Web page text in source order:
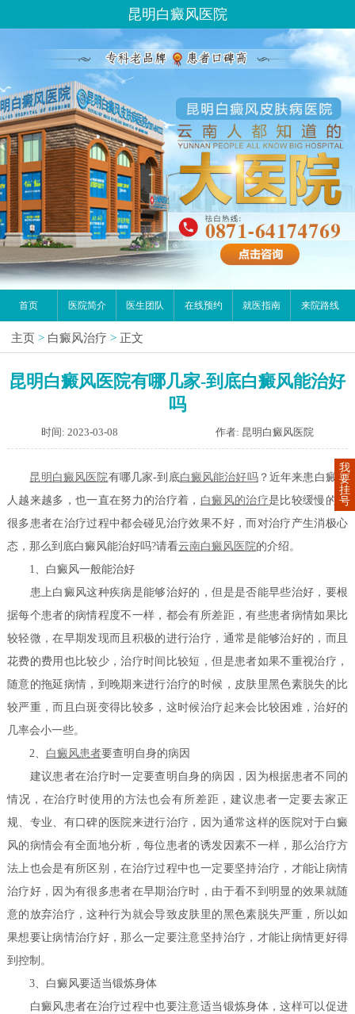
昆明白癜风医院
首页 医院简介 医生团队 在线预约 就医指南 来院路线
主页 > 白癜风治疗 > 正文
昆明白癜风医院有哪几家-到底白癜风能治好
吗
时间: 2023-03-08 作者: 昆明白癜风医院
昆明白癜风医院有哪几家-到底白癜风能治好吗？近年来患白癜风
人越来越多，也一直在努力的治疗着， 白癜风的治疗是比较缓慢的，
很多患者在治疗过程中都会碰见治疗效果不好，而对治疗产生消极心
态，那么到底白癜风能治好吗?请看云南白癜风医院的介绍。
1、白癜风一般能治好
患上白癜风这种疾病是能够治好的，但是是否能早些治好，要根
据每个患者的病情程度不一样，都会有所差距，有些患者病情如果比
较轻微，在早期发现而且积极的进行治疗，通常是能够治好的，而且
花费的费用也比较少，治疗时间比较短，但是患者如果不重视治疗，
随意的拖延病情，到晚期来进行治疗的时候，皮肤里黑色素脱失的比
较严重，而且白斑变得比较多，这时候治疗起来会比较困难，治好的
几率会小一些。
2、 白癜风患者要查明自身的病因
建议患者在治疗时一定要查明自身的病因，因为根据患者不同的
情况，在治疗时使用的方法也会有所差距，建议患者一定要去家正
规、专业、有口碑的医院来进行治疗，因为通常这样的医院对于白癜
风的病情会有全面地分析，每位患者的诱发因素不一样，那么治疗方
法上也会是有所区别，在治疗过程中也一定要坚持治疗，才能让病情
治疗好，因为有很多患者在早期治疗时，由于看不到明显的效果就随
意的放弃治疗，这种行为就会导致皮肤里的黑色素脱失严重，所以如
果想要让病情治疗好，那么一定要注意坚持治疗，才能让病情更好得
到控制。
3、白癜风要适当锻炼身体
白癜风患者在治疗过程中也要注意适当锻炼身体，这样可以促进
我
要
挂
号